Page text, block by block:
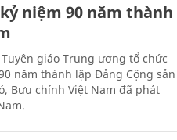
niệm 90 năm thành
giáo Trung ương tổ chức
năm thành lập Đảng Cộng sản
Bưu chính Việt Nam đã phát